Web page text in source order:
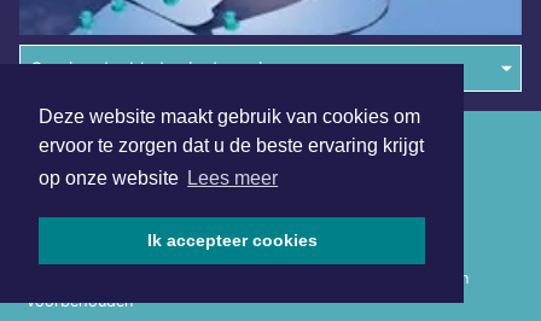
Deze website maakt gebruik van cookies om
ervoor te zorgen dat u de beste ervaring krijgt
op onze website Lees meer
Ik accepteer cookies
Overige dagbladen in de regio
Copyright (c) 2026 | Rotterdammerdagblad.nl - Alle rechten
voorbehouden
Algemene voorwaarden
Disclaimer